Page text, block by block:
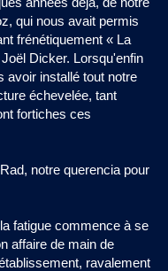
qui nous avait permis
frénétiquement « La
Dicker. Lorsqu'enfin
avoir installé tout notre
échevelée, tant
fortiches ces
notre querencia pour
fatigue commence à se
affaire de main de
ravalement